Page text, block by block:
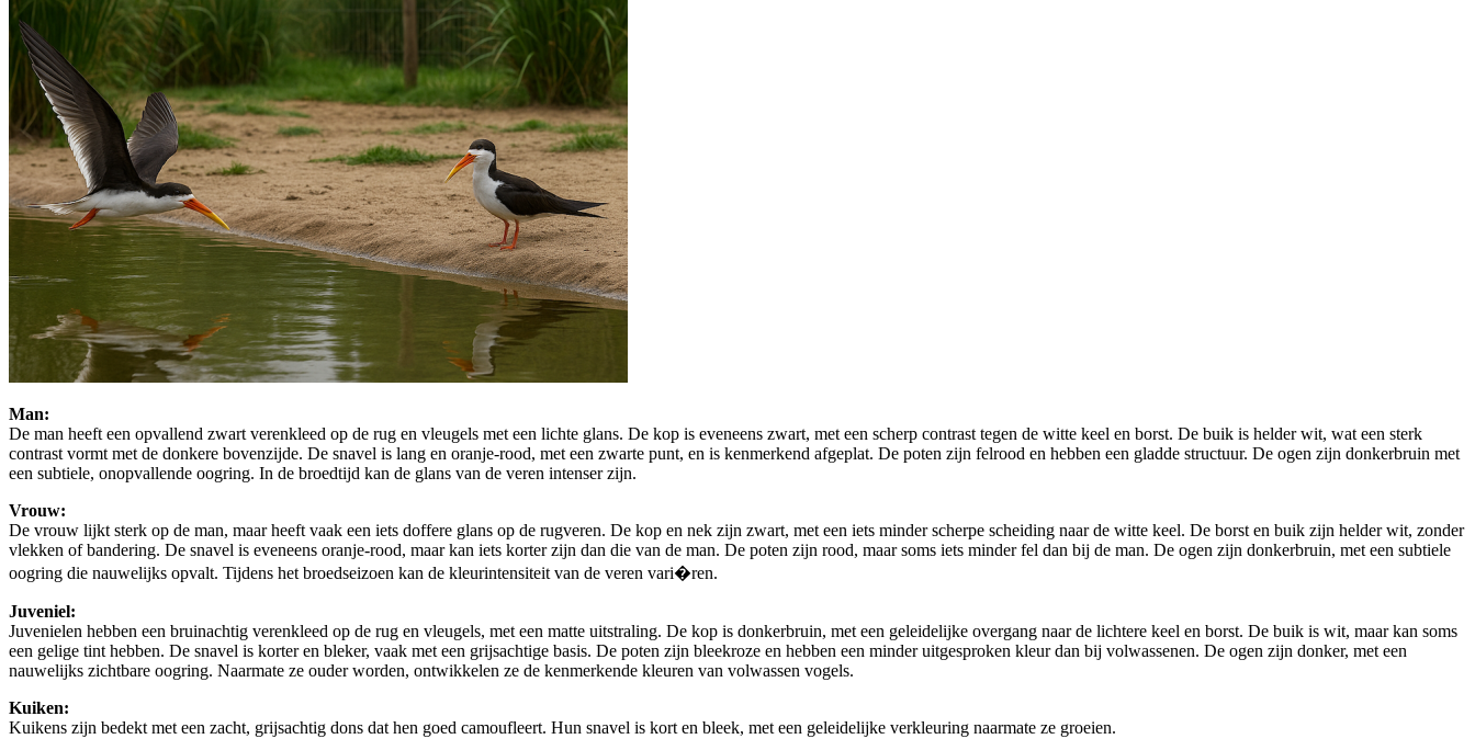
Man:
De man heeft een opvallend zwart verenkleed op de rug en vleugels met een lichte glans. De kop is eveneens zwart, met een scherp contrast tegen de witte keel en borst. De buik is helder wit, wat een sterk
contrast vormt met de donkere bovenzijde. De snavel is lang en oranje-rood, met een zwarte punt, en is kenmerkend afgeplat. De poten zijn felrood en hebben een gladde structuur. De ogen zijn donkerbruin met
een subtiele, onopvallende oogring. In de broedtijd kan de glans van de veren intenser zijn.
Vrouw:
De vrouw lijkt sterk op de man, maar heeft vaak een iets doffere glans op de rugveren. De kop en nek zijn zwart, met een iets minder scherpe scheiding naar de witte keel. De borst en buik zijn helder wit, zonder
vlekken of bandering. De snavel is eveneens oranje-rood, maar kan iets korter zijn dan die van de man. De poten zijn rood, maar soms iets minder fel dan bij de man. De ogen zijn donkerbruin, met een subtiele
oogring die nauwelijks opvalt. Tijdens het broedseizoen kan de kleurintensiteit van de veren vari�ren.
Juveniel:
Juvenielen hebben een bruinachtig verenkleed op de rug en vleugels, met een matte uitstraling. De kop is donkerbruin, met een geleidelijke overgang naar de lichtere keel en borst. De buik is wit, maar kan soms
een gelige tint hebben. De snavel is korter en bleker, vaak met een grijsachtige basis. De poten zijn bleekroze en hebben een minder uitgesproken kleur dan bij volwassenen. De ogen zijn donker, met een
nauwelijks zichtbare oogring. Naarmate ze ouder worden, ontwikkelen ze de kenmerkende kleuren van volwassen vogels.
Kuiken:
Kuikens zijn bedekt met een zacht, grijsachtig dons dat hen goed camoufleert. Hun snavel is kort en bleek, met een geleidelijke verkleuring naarmate ze groeien.